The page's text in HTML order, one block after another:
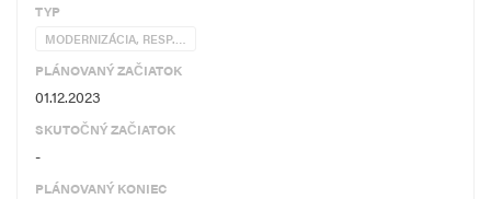
TYP
MODERNIZÁCIA, RESP.…
PLÁNOVANÝ ZAČIATOK
01.12.2023
SKUTOČNÝ ZAČIATOK
-
PLÁNOVANÝ KONIEC